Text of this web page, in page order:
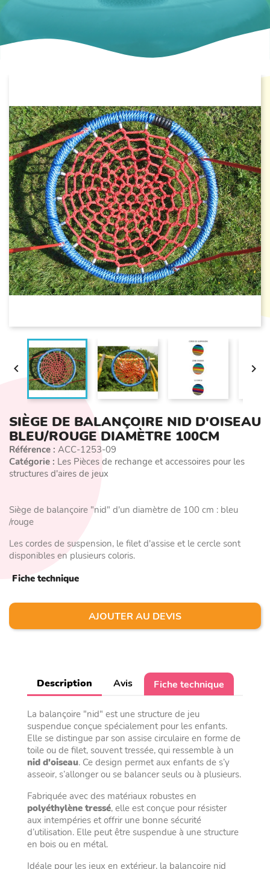
 
SIÈGE DE BALANÇOIRE NID D'OISEAU
BLEU/ROUGE DIAMÈTRE 100CM
Référence : ACC-1253-09
Catégorie : Les Pièces de rechange et accessoires pour les
structures d'aires de jeux
Siège de balançoire "nid" d'un diamètre de 100 cm : bleu
/rouge
Les cordes de suspension, le filet d'assise et le cercle sont
disponibles en plusieurs coloris.
Fiche technique
AJOUTER AU DEVIS
Description Avis Fiche technique
La balançoire "nid" est une structure de jeu
suspendue conçue spécialement pour les enfants.
Elle se distingue par son assise circulaire en forme de
toile ou de filet, souvent tressée, qui ressemble à un
nid d'oiseau. Ce design permet aux enfants de s’y
asseoir, s’allonger ou se balancer seuls ou à plusieurs.
Fabriquée avec des matériaux robustes en
polyéthylène tressé, elle est conçue pour résister
aux intempéries et offrir une bonne sécurité
d’utilisation. Elle peut être suspendue à une structure
en bois ou en métal.
Idéale pour les jeux en extérieur, la balançoire nid